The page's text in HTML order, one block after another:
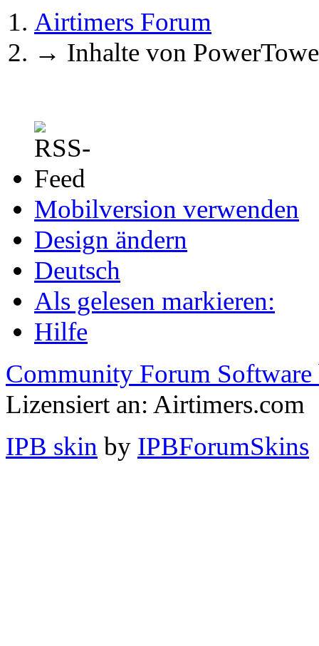
Airtimers Forum
→ Inhalte von
Mobilversion verwenden
Design ändern
Deutsch
Als gelesen markieren:
Hilfe
Community Forum Software
Lizensiert an: Airtimers.com
IPB skin by IPBForumSkins